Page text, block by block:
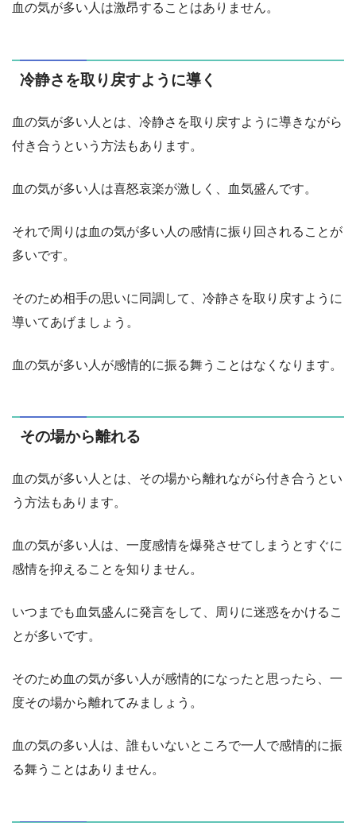
血の気が多い人は激昂することはありません。
冷静さを取り戻すように導く
血の気が多い人とは、冷静さを取り戻すように導きながら
付き合うという方法もあります。
血の気が多い人は喜怒哀楽が激しく、血気盛んです。
それで周りは血の気が多い人の感情に振り回されることが
多いです。
そのため相手の思いに同調して、冷静さを取り戻すように
導いてあげましょう。
血の気が多い人が感情的に振る舞うことはなくなります。
その場から離れる
血の気が多い人とは、その場から離れながら付き合うとい
う方法もあります。
血の気が多い人は、一度感情を爆発させてしまうとすぐに
感情を抑えることを知りません。
いつまでも血気盛んに発言をして、周りに迷惑をかけるこ
とが多いです。
そのため血の気が多い人が感情的になったと思ったら、一
度その場から離れてみましょう。
血の気の多い人は、誰もいないところで一人で感情的に振
る舞うことはありません。